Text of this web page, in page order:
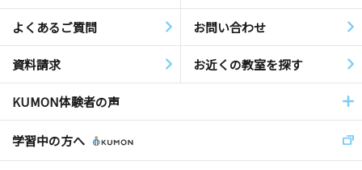
よくあるご質問 お問い合わせ
資料請求 お近くの教室を探す
KUMON体験者の声
学習中の方へ